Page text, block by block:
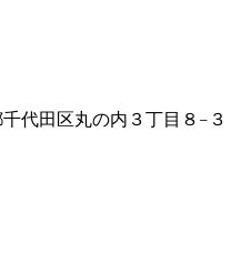
代田区丸の内３丁目８−３